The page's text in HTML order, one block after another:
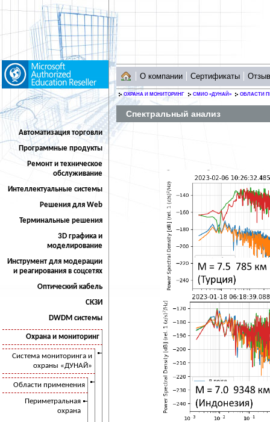
Автоматизация торговли
Программные продукты
Ремонт и техническое
обслуживание
Интеллектуальные системы
Решения для Web
Терминальные решения
3D графика и
моделирование
Инструмент для модерации
и реагирования в соцсетях
Оптический кабель
СКЗИ
DWDM системы
Охрана и мониторинг
Система мониторинга и
охраны «ДУНАЙ»
Области применения
Периметральная
охрана
О компании Сертификаты
ОХРАНА И МОНИТОРИНГ СМИО «ДУНАЙ» ОБЛАСТИ
Спектральный анализ